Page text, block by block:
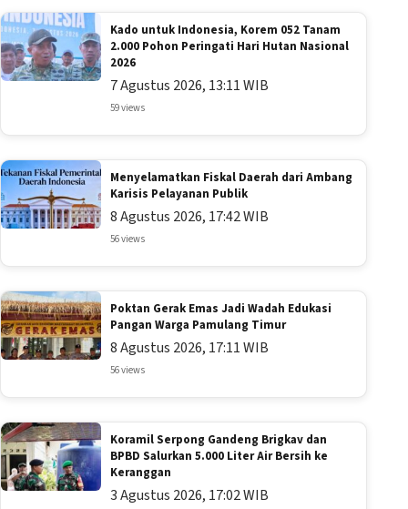
Kado untuk Indonesia, Korem 052 Tanam
2.000 Pohon Peringati Hari Hutan Nasional
2026
7 Agustus 2026, 13:11 WIB
59 views
Menyelamatkan Fiskal Daerah dari Ambang
Karisis Pelayanan Publik
8 Agustus 2026, 17:42 WIB
56 views
Poktan Gerak Emas Jadi Wadah Edukasi
Pangan Warga Pamulang Timur
8 Agustus 2026, 17:11 WIB
56 views
Koramil Serpong Gandeng Brigkav dan
BPBD Salurkan 5.000 Liter Air Bersih ke
Keranggan
3 Agustus 2026, 17:02 WIB